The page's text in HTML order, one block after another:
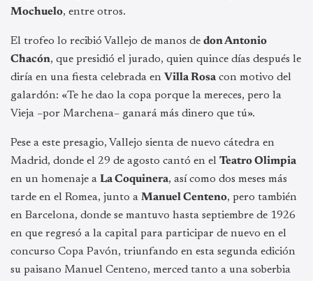
Mochuelo, entre otros.
El trofeo lo recibió Vallejo de manos de don Antonio
Chacón, que presidió el jurado, quien quince días después le
diría en una fiesta celebrada en Villa Rosa con motivo del
galardón: «Te he dao la copa porque la mereces, pero la
Vieja –por Marchena– ganará más dinero que tú».
Pese a este presagio, Vallejo sienta de nuevo cátedra en
Madrid, donde el 29 de agosto cantó en el Teatro Olimpia
en un homenaje a La Coquinera, así como dos meses más
tarde en el Romea, junto a Manuel Centeno, pero también
en Barcelona, donde se mantuvo hasta septiembre de 1926
en que regresó a la capital para participar de nuevo en el
concurso Copa Pavón, triunfando en esta segunda edición
su paisano Manuel Centeno, merced tanto a una soberbia